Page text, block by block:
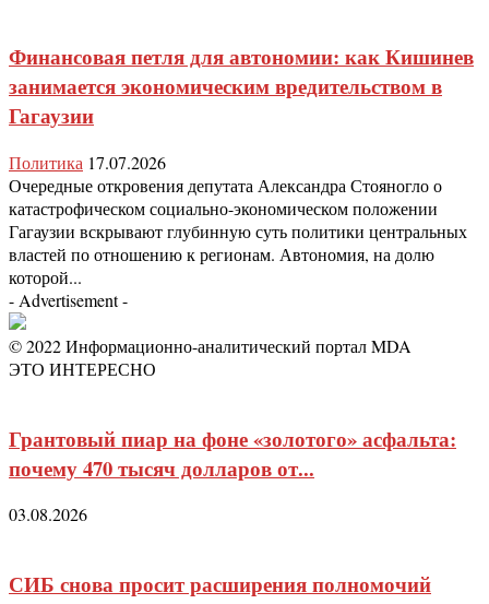
Финансовая петля для автономии: как Кишинев
занимается экономическим вредительством в
Гагаузии
Политика 17.07.2026
Очередные откровения депутата Александра Стояногло о
катастрофическом социально-экономическом положении
Гагаузии вскрывают глубинную суть политики центральных
властей по отношению к регионам. Автономия, на долю
которой...
- Advertisement -
© 2022 Информационно-аналитический портал MDA
ЭТО ИНТЕРЕСНО
Грантовый пиар на фоне «золотого» асфальта:
почему 470 тысяч долларов от...
03.08.2026
СИБ снова просит расширения полномочий